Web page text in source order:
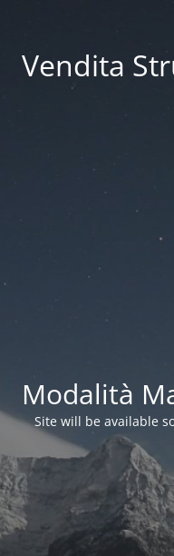
Vendita
Modalità
Site will be available